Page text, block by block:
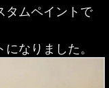
タムペイントで
なりました。